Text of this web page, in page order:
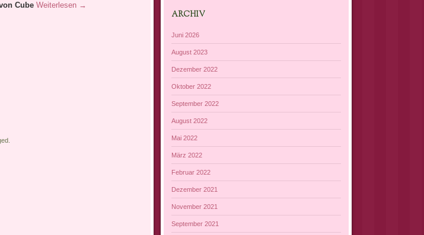
Cube Weiterlesen →
ARCHIV
Juni 2026
August 2023
Dezember 2022
Oktober 2022
September 2022
August 2022
Mai 2022
März 2022
Februar 2022
Dezember 2021
November 2021
September 2021